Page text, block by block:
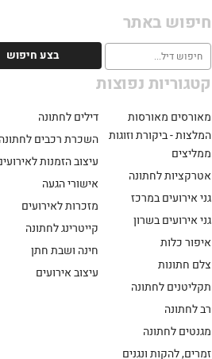
חיפוש באתר
קטגוריות נפוצות
מאורסים מאורסות
המלצות - ביקורת וזוגות
ממליצים
אטרקציות לחתונה
גני אירועים במרכז
גני אירועים בשרון
איפור כלות
צלם חתונות
תקליטנים לחתונה
רב לחתונה
מגנטים לחתונה
זמרים, להקות ונגנים
דילים לחתונה
השכרת רכבים לחתונה
עיצוב הזמנות
אישורי הגעה
מזכרות לאירועים
קייטרינג לחתונה
חינה ושבת חתן
עיצוב אירועים